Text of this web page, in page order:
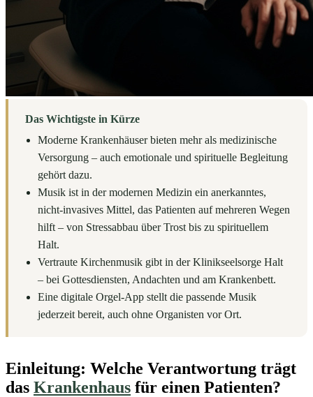
Das Wichtigste in Kürze
Moderne Krankenhäuser bieten mehr als medizinische
Versorgung – auch emotionale und spirituelle Begleitung
gehört dazu.
Musik ist in der modernen Medizin ein anerkanntes,
nicht-invasives Mittel, das Patienten auf mehreren Wegen
hilft – von Stressabbau über Trost bis zu spirituellem
Halt.
Vertraute Kirchenmusik gibt in der Klinikseelsorge Halt
– bei Gottesdiensten, Andachten und am Krankenbett.
Eine digitale Orgel-App stellt die passende Musik
jederzeit bereit, auch ohne Organisten vor Ort.
Einleitung: Welche Verantwortung trägt
das Krankenhaus für einen Patienten?